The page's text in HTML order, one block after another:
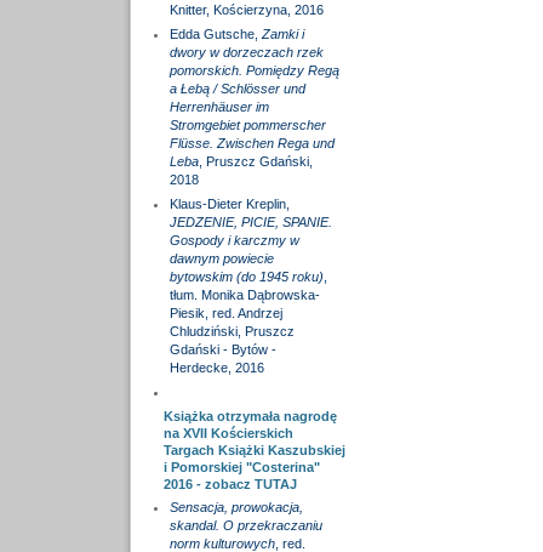
Knitter, Kościerzyna, 2016
Edda Gutsche, Zamki i
dwory w dorzeczach rzek
pomorskich. Pomiędzy Regą
a Łebą / Schlösser und
Herrenhäuser im
Stromgebiet pommerscher
Flüsse. Zwischen Rega und
Leba, Pruszcz Gdański,
2018
Klaus-Dieter Kreplin,
JEDZENIE, PICIE, SPANIE.
Gospody i karczmy w
dawnym powiecie
bytowskim (do 1945 roku)
tłum. Monika Dąbrowska-
Piesik, red. Andrzej
Chludziński, Pruszcz
Gdański - Bytów -
Herdecke, 2016
Książka otrzymała nagrodę
na XVII Kościerskich
Targach Książki Kaszubskiej
i Pomorskiej "Costerina"
2016 - zobacz TUTAJ
Sensacja, prowokacja,
skandal. O przekraczaniu
norm kulturowych, red.